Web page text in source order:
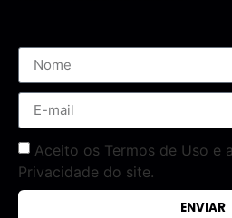
Aceito os Termos de Uso e
Privacidade do site.
ENVIAR